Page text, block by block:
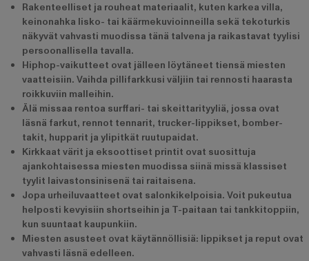
Rakenteelliset ja rouheat materiaalit, kuten karkea villa,
keinonahka lisko- tai käärmekuvioinneilla sekä tekoturkis
näkyvät vahvasti muodissa tänä talvena ja raikastavat tyylisi
persoonallisella tavalla.
Hiphop-vaikutteet ovat jälleen löytäneet tiensä miesten
vaatteisiin. Vaihda pillifarkkusi väljiin tai rennosti haarasta
roikkuviin malleihin.
Älä missaa rentoa surffari- tai skeittarityyliä, jossa ovat
läsnä farkut, rennot tennarit, trucker-lippikset, bomber-
takit, hupparit ja ylipitkät ruutupaidat.
Kirkkaat värit ja eksoottiset printit ovat suosittuja
ajankohtaisessa miesten muodissa siinä missä klassiset
tyylit laivastonsinisenä tai raitaisena.
Jopa urheiluvaatteet ovat salonkikelpoisia. Voit pukeutua
helposti kevyisiin shortseihin ja T-paitaan tai tankkitoppiin,
kun suuntaat kaupunkiin.
Miesten asusteet ovat käytännöllisiä: lippikset ja reput ovat
vahvasti läsnä edelleen.